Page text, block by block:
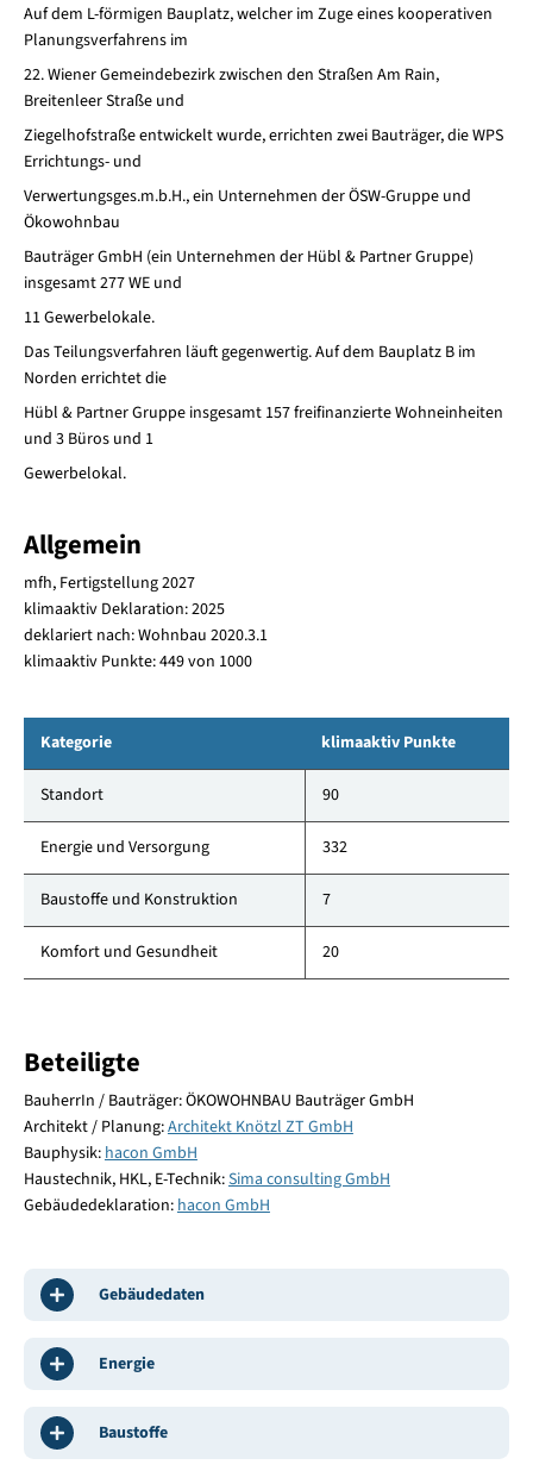
Auf dem L-förmigen Bauplatz, welcher im Zuge eines kooperativen
Planungsverfahrens im
22. Wiener Gemeindebezirk zwischen den Straßen Am Rain,
Breitenleer Straße und
Ziegelhofstraße entwickelt wurde, errichten zwei Bauträger, die WPS
Errichtungs- und
Verwertungsges.m.b.H., ein Unternehmen der ÖSW-Gruppe und
Ökowohnbau
Bauträger GmbH (ein Unternehmen der Hübl & Partner Gruppe)
insgesamt 277 WE und
11 Gewerbelokale.
Das Teilungsverfahren läuft gegenwertig. Auf dem Bauplatz B im
Norden errichtet die
Hübl & Partner Gruppe insgesamt 157 freifinanzierte Wohneinheiten
und 3 Büros und 1
Gewerbelokal.
Allgemein
mfh, Fertigstellung 2027
klimaaktiv Deklaration: 2025
deklariert nach: Wohnbau 2020.3.1
klimaaktiv Punkte: 449 von 1000
Kategorie klimaaktiv Punkte
Standort 90
Energie und Versorgung 332
Baustoffe und Konstruktion 7
Komfort und Gesundheit 20
Beteiligte
BauherrIn / Bauträger: ÖKOWOHNBAU Bauträger GmbH
Architekt / Planung:Architekt Knötzl ZT GmbH
Bauphysik:hacon GmbH
Haustechnik, HKL, E-Technik:Sima consulting GmbH
Gebäudedeklaration:hacon GmbH
Gebäudedaten
Energie
Baustoffe